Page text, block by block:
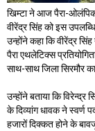
खिम्टा ने आज पैरा-ओलंपिक
वीरेंद्र सिंह को इस
उन्होंने कहा कि वीरेंद्र
पैरा एथलेटिक्स
साथ-साथ जिला सिरमौर
उन्होंने बताया कि विरेन्द्र
के दिव्यांग धावक ने स्वर्ण
हजारों दिक्कत होने के